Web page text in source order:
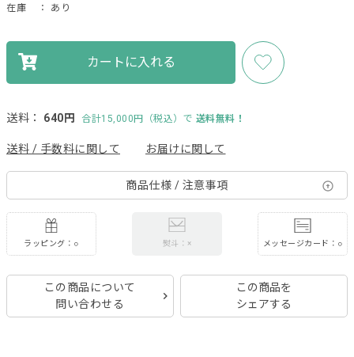
在庫 ： あり
カートに入れる
送料： 640円 合計15,000円（税込）で 送料無料！
送料 / 手数料に関して お届けに関して
商品仕様 / 注意事項
ラッピング：○ 熨斗：× メッセージカード：○
この商品について
問い合わせる
この商品を
シェアする